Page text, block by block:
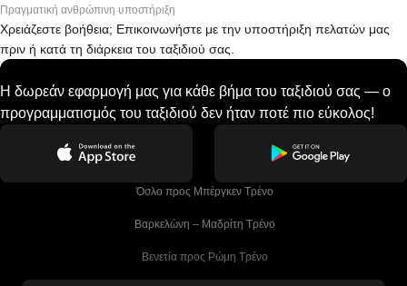
Πραγματική ανθρώπινη υποστήριξη
Χρειάζεστε βοήθεια; Επικοινωνήστε με την υποστήριξη πελατών μας
πριν ή κατά τη διάρκεια του ταξιδιού σας.
Η δωρεάν εφαρμογή μας για κάθε βήμα του ταξιδιού σας — ο
προγραμματισμός του ταξιδιού δεν ήταν ποτέ πιο εύκολος!
Όσλο προς Μπέργκεν Tρένο
Βαρκελώνη – Μαδρίτη Tρένο
Βενετία προς Ρώμη Τρένο